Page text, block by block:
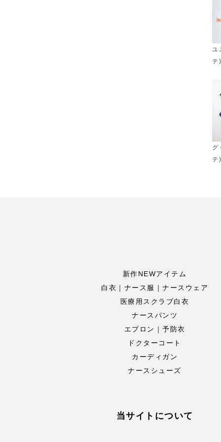
ユ
テ)
グ
テ)
新作NEWアイテム
白衣｜ナース服｜ナースウェア
医療用スクラブ白衣
ナースパンツ
エプロン｜予防衣
ドクターコート
カーディガン
ナースシューズ
当サイトについて